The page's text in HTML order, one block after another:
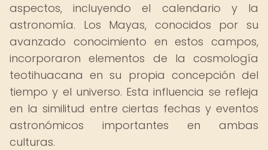
aspectos, incluyendo el calendario y la
astronomía. Los Mayas, conocidos por su
avanzado conocimiento en estos campos,
incorporaron elementos de la cosmología
teotihuacana en su propia concepción del
tiempo y el universo. Esta influencia se refleja
en la similitud entre ciertas fechas y eventos
astronómicos importantes en ambas
culturas.